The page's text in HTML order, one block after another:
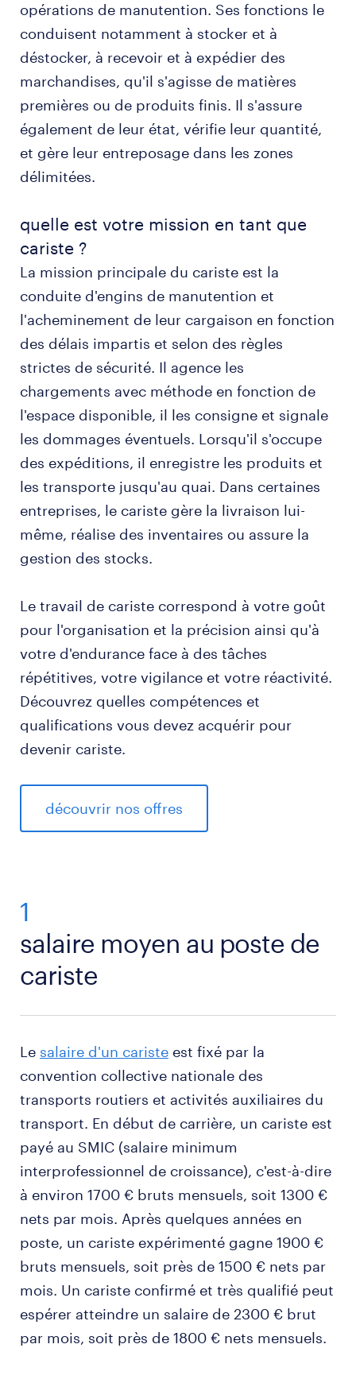
formation et compétences
FAQs
opérations de manutention. Ses fonctions le
conduisent notamment à stocker et à
déstocker, à recevoir et à expédier des
marchandises, qu'il s'agisse de matières
premières ou de produits finis. Il s'assure
également de leur état, vérifie leur quantité,
et gère leur entreposage dans les zones
délimitées.
quelle est votre mission en tant que
cariste ?
La mission principale du cariste est la
conduite d'engins de manutention et
l'acheminement de leur cargaison en fonction
des délais impartis et selon des règles
strictes de sécurité. Il agence les
chargements avec méthode en fonction de
l'espace disponible, il les consigne et signale
les dommages éventuels. Lorsqu'il s'occupe
des expéditions, il enregistre les produits et
les transporte jusqu'au quai. Dans certaines
entreprises, le cariste gère la livraison lui-
même, réalise des inventaires ou assure la
gestion des stocks.
Le travail de cariste correspond à votre goût
pour l'organisation et la précision ainsi qu'à
votre d'endurance face à des tâches
répétitives, votre vigilance et votre réactivité.
Découvrez quelles compétences et
qualifications vous devez acquérir pour
devenir cariste.
découvrir nos offres
1
salaire moyen au poste de
cariste
Le salaire d'un cariste est fixé par la
convention collective nationale des
transports routiers et activités auxiliaires du
transport. En début de carrière, un cariste est
payé au SMIC (salaire minimum
interprofessionnel de croissance), c'est-à-dire
à environ 1700 € bruts mensuels, soit 1300 €
nets par mois. Après quelques années en
poste, un cariste expérimenté gagne 1900 €
bruts mensuels, soit près de 1500 € nets par
mois. Un cariste confirmé et très qualifié peut
espérer atteindre un salaire de 2300 € brut
par mois, soit près de 1800 € nets mensuels.